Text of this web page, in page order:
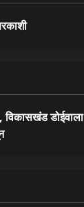
डोईवाला